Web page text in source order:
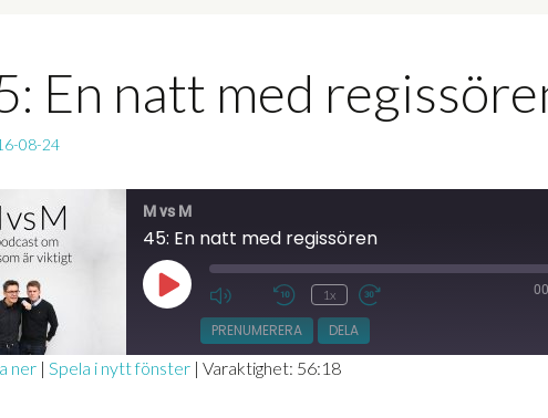
En natt med
08-24
M vs M
45: En natt med regissören
Spela
upp
avsnitt
Mute/Unmute
Episode
Hoppa
bakåt
10
sekunder
1x
PRENUMERERA DELA
ner | Spela i nytt fönster | Varaktighet: 56:18